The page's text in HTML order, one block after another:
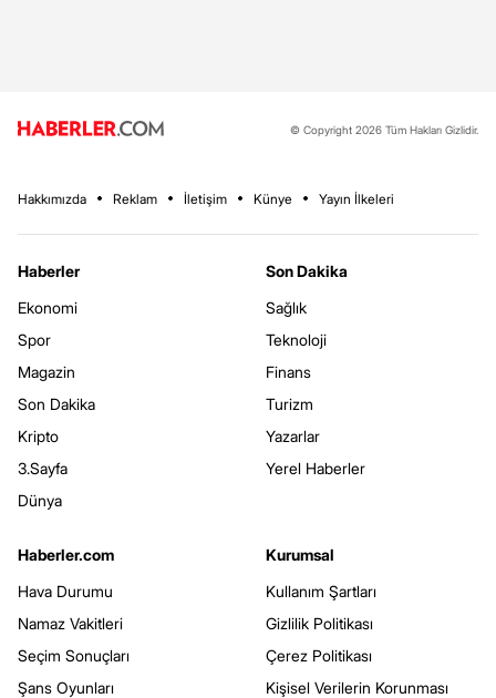
© Copyright 2026 Tüm Hakları Gizlidir.
Hakkımızda Reklam İletişim Künye Yayın İlkeleri
Haberler
Ekonomi
Spor
Magazin
Son Dakika
Kripto
3.Sayfa
Dünya
Son Dakika
Sağlık
Teknoloji
Finans
Turizm
Yazarlar
Yerel Haberler
Haberler.com
Hava Durumu
Namaz Vakitleri
Seçim Sonuçları
Şans Oyunları
Kurumsal
Kullanım Şartları
Gizlilik Politikası
Çerez Politikası
Kişisel Verilerin Korunması